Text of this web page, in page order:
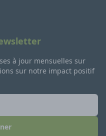
à jour mensuelles sur
sur notre impact positif